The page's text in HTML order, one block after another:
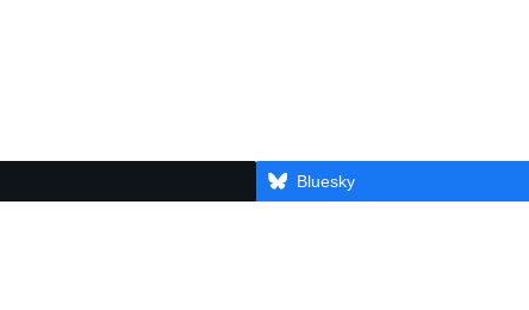
Bluesky